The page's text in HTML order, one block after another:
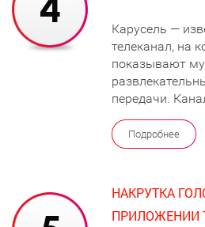
Карусель —
телеканал, на
показывают
передачи.
Подробнее
НАКРУТКА
ПРИЛОЖЕНИИ